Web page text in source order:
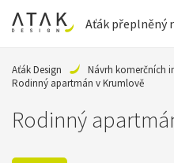
Aťák přeplněný
Aťák Design Návrh komerčních
Rodinný apartmán v Krumlově
Rodinný